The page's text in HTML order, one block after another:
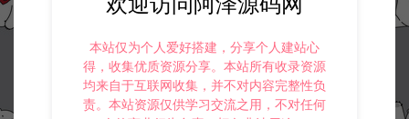
本站仅为个人爱好搭建，分享个人建站心
得，收集优质资源分享。本站所有收录资源
均来自于互联网收集，并不对内容完整性负
责。本站资源仅供学习交流之用，不对任何